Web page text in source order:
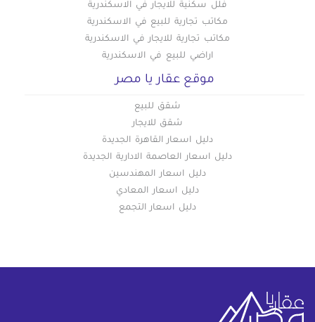
فلل سكنية للايجار في الاسكندرية
مكاتب تجارية للبيع في الاسكندرية
مكاتب تجارية للايجار في الاسكندرية
اراضي للبيع في الاسكندرية
موقع عقار يا مصر
شقق للبيع
شقق للايجار
دليل اسعار القاهرة الجديدة
دليل اسعار العاصمة الادارية الجديدة
دليل اسعار المهندسين
دليل اسعار المعادي
دليل اسعار التجمع